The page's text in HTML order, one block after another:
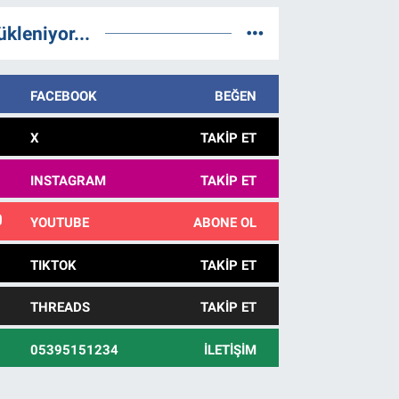
FACEBOOK BEĞEN
X TAKIP ET
INSTAGRAM TAKIP ET
YOUTUBE ABONE OL
TIKTOK TAKIP ET
THREADS TAKIP ET
05395151234 İLETIŞIM